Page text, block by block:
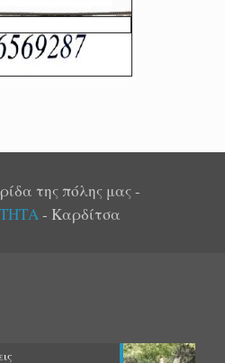
της πόλης μας -
- Καρδίτσα